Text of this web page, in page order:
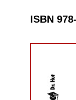
ISBN